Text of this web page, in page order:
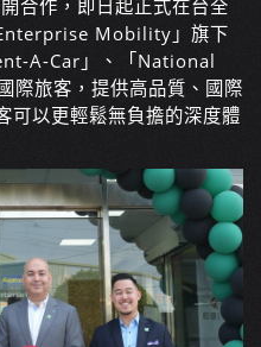
合作，即日起正式在台全
Mobility」旗下
A-Car」、「National
際旅客，提供高品質、國際
可以更輕鬆無負擔的深度體